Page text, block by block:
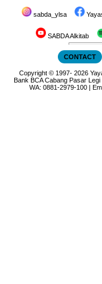
sabda_ylsa
SABDA Alkitab
CONTACT
Copyright © 1997-2026
Bank BCA Cabang Pasar
WA:0881-2979-100 |